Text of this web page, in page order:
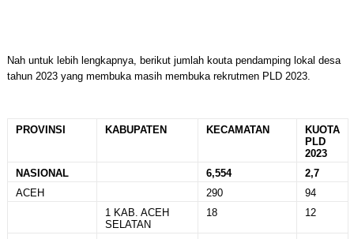
Nah untuk lebih lengkapnya, berikut jumlah kouta pendamping lokal desa
tahun 2023 yang membuka masih membuka rekrutmen PLD 2023.
PROVINSI KABUPATEN KECAMATAN
KUOTA
PLD
2023
NASIONAL
6,554
2,7
ACEH
290
94
1 KAB. ACEH
SELATAN
18 12